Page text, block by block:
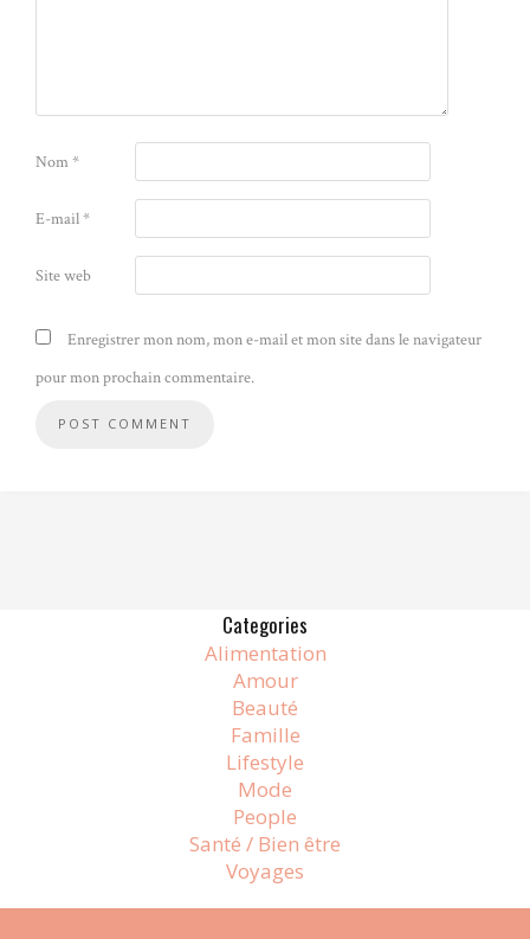
Nom*
E-mail*
Site web
Enregistrer mon nom, mon e-mail et mon site dans le navigateur
pour mon prochain commentaire.
Categories
Alimentation
Amour
Beauté
Famille
Lifestyle
Mode
People
Santé / Bien être
Voyages